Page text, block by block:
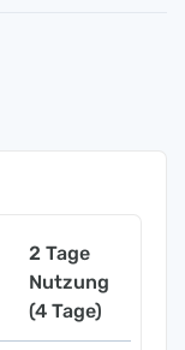
2 Tage
Nutzung
(4 Tage)